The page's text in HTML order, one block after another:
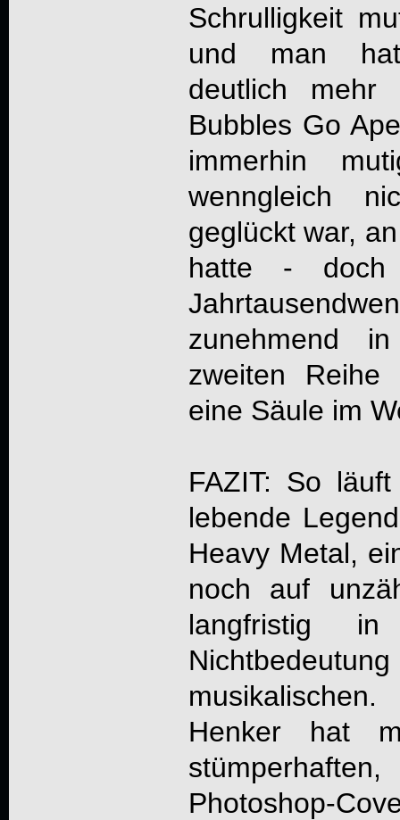
Schrulligkeit
und man
deutlich
Bubbles Go
immerhin
wenngleich
geglückt war,
hatte - doch
zunehmend
zweiten Reihe
eine Säule im
FAZIT: So
lebende
Heavy Metal,
noch auf
langfristig
Henker hat
Photoshop-